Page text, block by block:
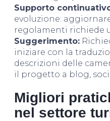
Supporto
evoluzione:
regolamenti richiede
Suggerimento:
iniziare con la
descrizioni delle
il progetto a blog,
Migliori
nel settore